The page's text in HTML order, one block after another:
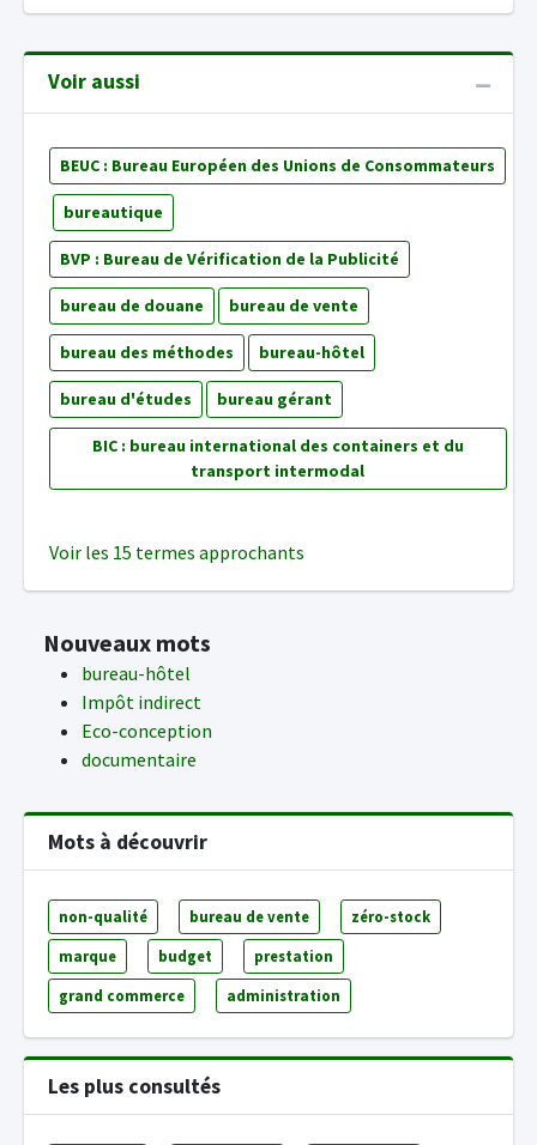
Voir aussi
BEUC : Bureau Européen des Unions de Consommateurs
bureautique
BVP : Bureau de Vérification de la Publicité
bureau de douane bureau de vente
bureau des méthodes bureau-hôtel
bureau d'études bureau gérant
BIC : bureau international des containers et du
transport intermodal
Voir les 15 termes approchants
Nouveaux mots
bureau-hôtel
Impôt indirect
Eco-conception
documentaire
Mots à découvrir
non-qualité bureau de vente zéro-stock
marque budget prestation
grand commerce administration
Les plus consultés